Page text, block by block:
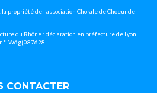
propriété de l’association Chorale de Choeur de
du Rhône : déclaration en préfecture de Lyon
W6g{087628
CONTACTER